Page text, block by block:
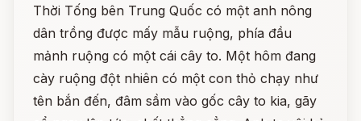
Thời Tống bên Trung Quốc có một anh nông
dân trồng được mấy mẫu ruộng, phía đầu
mảnh ruộng có một cái cây to. Một hôm đang
cày ruộng đột nhiên có một con thỏ chạy như
tên bắn đến, đâm sầm vào gốc cây to kia, gãy